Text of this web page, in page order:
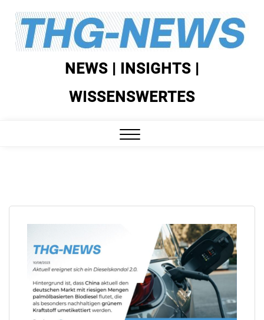
Skip
content
NEWS | INSIGHTS |
WISSENSWERTES